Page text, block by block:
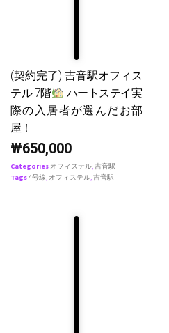
(契約完了) 吉音駅オフィス
テル 7階
ハートステイ実
際の入居者が選んだお部
屋！
₩650,000
Categories オフィステル,吉音駅
Tags4号線, オフィステル,吉音駅